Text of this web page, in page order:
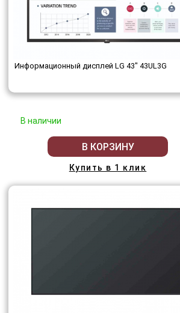
Информационный дисплей LG 43" 43UL3G
В наличии
В КОРЗИНУ
Купить в 1 клик